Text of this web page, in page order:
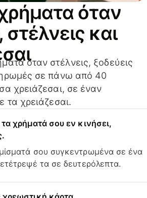
όταν
στέλνεις και
όταν στέλνεις, ξοδεύεις
σε πάνω από 40
χρειάζεσαι, σε έναν
τα χρειάζεσαι.
τα χρήματά σου εν κινήσει,
σου συγκεντρωμένα σε ένα
τα σε δευτερόλεπτα.